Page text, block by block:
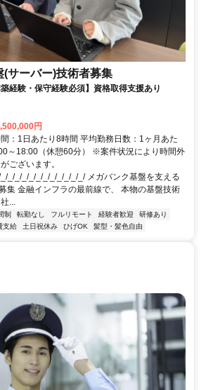
(サーバー)技術者募集
経験・保守経験必須】資格取得支援あり
円
：1日あたり8時間 平均勤務日数：1ヶ月あた
～18:00（休憩60分） ※案件状況により時間外
ございます。
_/_/_/_/_/_/_/_/_/_/_/ メガバンク基盤を支える
集 金融インフラの最前線で、 本物の基盤技術
...
制 転勤なし フルリモート 経験者歓迎
研修あり
支給 土日祝休み ひげOK 髪型・髪色自由